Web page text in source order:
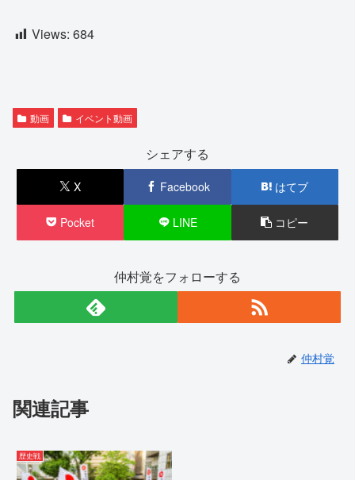
Views: 684
動画 イベント動画
シェアする
X Facebook はてブ
Pocket LINE コピー
仲村覚をフォローする
仲村覚
関連記事
歴史戦